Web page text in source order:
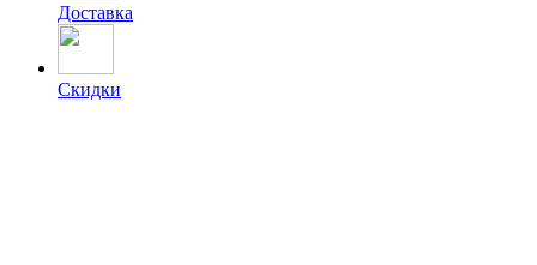
Доставка
Скидки